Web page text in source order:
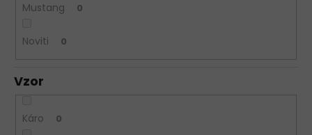
Mustang 0
Noviti 0
Vzor
Káro 0